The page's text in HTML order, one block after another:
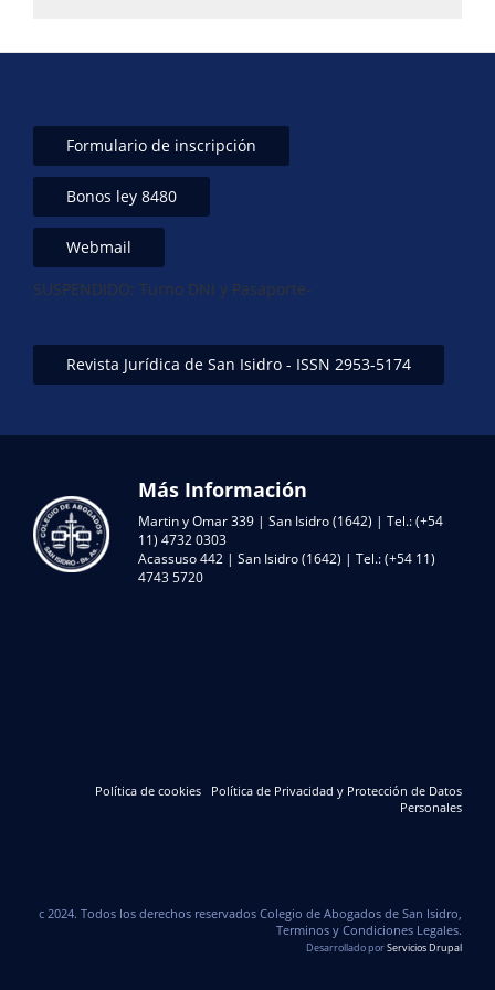
Formulario de inscripción
Bonos ley 8480
Webmail
SUSPENDIDO: Turno DNI y Pasaporte-
Revista Jurídica de San Isidro - ISSN 2953-5174
Más Información
Martin y Omar 339 | San Isidro (1642) | Tel.: (+54
11) 4732 0303
Acassuso 442 | San Isidro (1642) | Tel.: (+54 11)
4743 5720
Política de cookies
Política de Privacidad y Protección de Datos
Personales
c 2024. Todos los derechos reservados Colegio de Abogados de San Isidro,
Terminos y Condiciones Legales.
Desarrollado porServicios Drupal